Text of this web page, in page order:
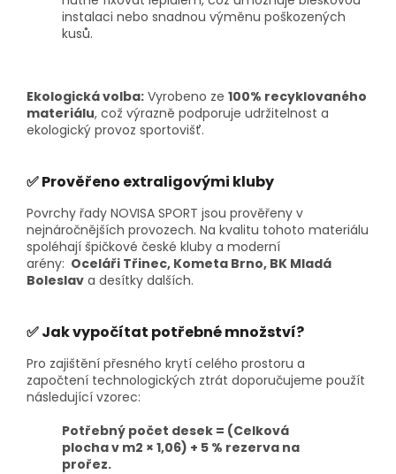
instalaci nebo snadnou výměnu poškozených
kusů.
Ekologická volba: Vyrobeno ze 100% recyklovaného
materiálu, což výrazně podporuje udržitelnost a
ekologický provoz sportovišť.
✅ Prověřeno extraligovými kluby
Povrchy řady NOVISA SPORT jsou prověřeny v
nejnáročnějších provozech. Na kvalitu tohoto materiálu
spoléhají špičkové české kluby a moderní
arény: Oceláři Třinec, Kometa Brno, BK Mladá
Boleslav a desítky dalších.
✅ Jak vypočítat potřebné množství?
Pro zajištění přesného krytí celého prostoru a
započtení technologických ztrát doporučujeme použít
následující vzorec:
Potřebný počet desek = (Celková
plocha v m2 × 1,06) + 5 % rezerva na
prořez.